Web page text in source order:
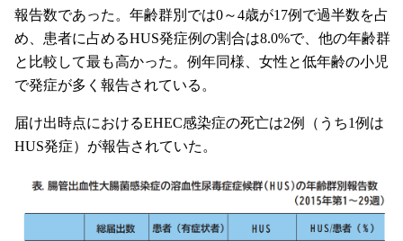
報告数であった。年齢群別では0～4歳が17例で過半数を占
め、患者に占めるHUS発症例の割合は8.0%で、他の年齢群
と比較して最も高かった。例年同様、女性と低年齢の小児
で発症が多く報告されている。
届け出時点におけるEHEC感染症の死亡は2例（うち1例は
HUS発症）が報告されていた。